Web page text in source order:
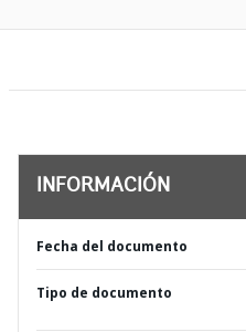
INFORMACIÓN
Fecha del documento
Tipo de documento